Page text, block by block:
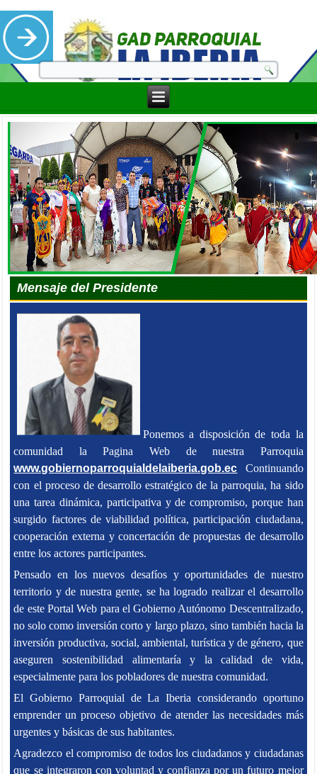
Mensaje del Presidente
Ponemos a disposición de toda la
comunidad la Pagina Web de nuestra Parroquia
www.gobiernoparroquialdelaiberia.gob.ecContinuando
con el proceso de desarrollo estratégico de la parroquia, ha sido
una tarea dinámica, participativa y de compromiso, porque han
surgido factores de viabilidad política, participación ciudadana,
cooperación externa y concertación de propuestas de desarrollo
entre los actores participantes.
Pensado en los nuevos desafíos y oportunidades de nuestro
territorio y de nuestra gente, se ha logrado realizar el desarrollo
de este Portal Web para el Gobierno Autónomo Descentralizado,
no solo como inversión corto y largo plazo, sino también hacia la
inversión productiva, social, ambiental, turística y de género, que
aseguren sostenibilidad alimentaría y la calidad de vida,
especialmente para los pobladores de nuestra comunidad.
El Gobierno Parroquial de La Iberia considerando oportuno
emprender un proceso objetivo de atender las necesidades más
urgentes y básicas de sus habitantes.
Agradezco el compromiso de todos los ciudadanos y ciudadanas
que se integraron con voluntad y confianza por un futuro mejor